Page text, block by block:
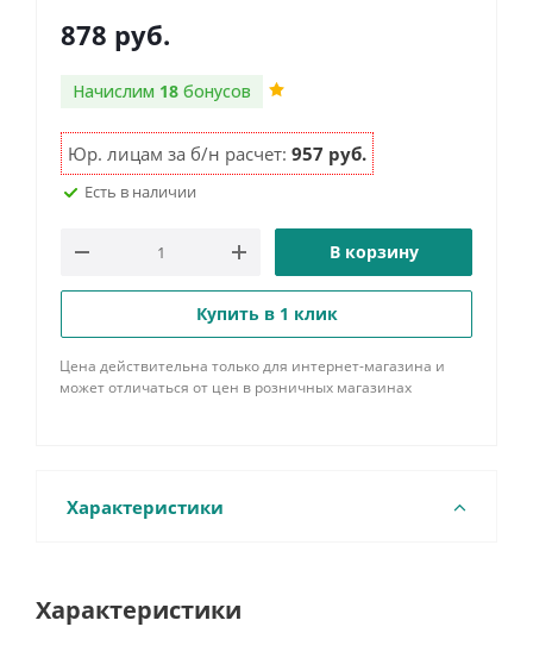
878 руб.
Начислим 18 бонусов
Юр. лицам за б/н расчет: 957 руб.
Есть в наличии
В корзину
Купить в 1 клик
Цена действительна только для интернет-магазина и
может отличаться от цен в розничных магазинах
Характеристики
Характеристики